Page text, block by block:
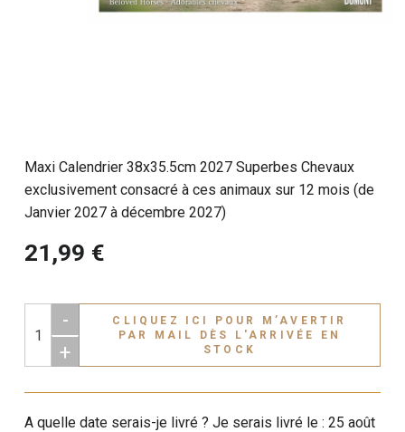
Maxi Calendrier 38x35.5cm 2027 Superbes Chevaux
exclusivement consacré à ces animaux sur 12 mois (de
Janvier 2027 à décembre 2027)
21,99 €
-
+
CLIQUEZ ICI POUR M’AVERTIR
PAR MAIL DÈS L'ARRIVÉE EN
STOCK
A quelle date serais-je livré ? Je serais livré le :25 août